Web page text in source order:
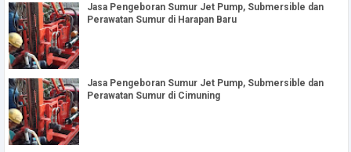
Jasa Pengeboran Sumur Jet Pump, Submersible dan
Perawatan Sumur di Harapan Baru
Jasa Pengeboran Sumur Jet Pump, Submersible dan
Perawatan Sumur di Cimuning